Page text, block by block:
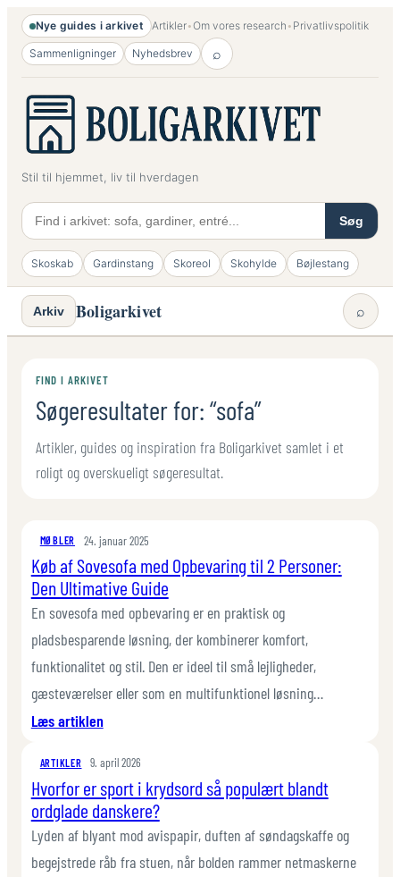
Spring
indhold
Nye guides i arkivet Artikler•Om vores research • Privatlivspolitik
Sammenligninger Nyhedsbrev ⌕
Stil til hjemmet, liv til hverdagen
Søg
Skoskab Gardinstang Skoreol Skohylde Bøjlestang
Arkiv Boligarkivet ⌕
FIND I ARKIVET
Søgeresultater for: “sofa”
Artikler, guides og inspiration fra Boligarkivet samlet i et
roligt og overskueligt søgeresultat.
MØBLER 24. januar 2025
Køb af Sovesofa med Opbevaring til 2 Personer:
Den Ultimative Guide
En sovesofa med opbevaring er en praktisk og
pladsbesparende løsning, der kombinerer komfort,
funktionalitet og stil. Den er ideel til små lejligheder,
gæsteværelser eller som en multifunktionel løsning…
Læs artiklen:
af
Sovesofa
med
Opbevaring
til
ARTIKLER 9. april 2026
Hvorfor er sport i krydsord så populært blandt
ordglade danskere?
Lyden af blyant mod avispapir, duften af søndagskaffe og
begejstrede råb fra stuen, når bolden rammer netmaskerne